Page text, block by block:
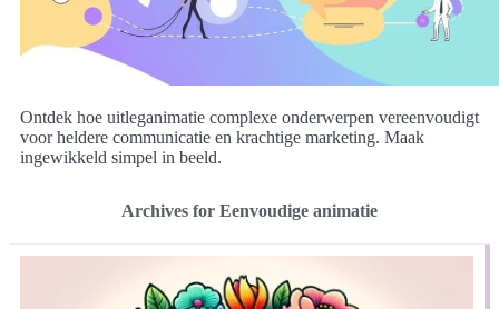
Ontdek hoe uitleganimatie complexe onderwerpen vereenvoudigt
voor heldere communicatie en krachtige marketing. Maak
ingewikkeld simpel in beeld.
Archives for Eenvoudige animatie